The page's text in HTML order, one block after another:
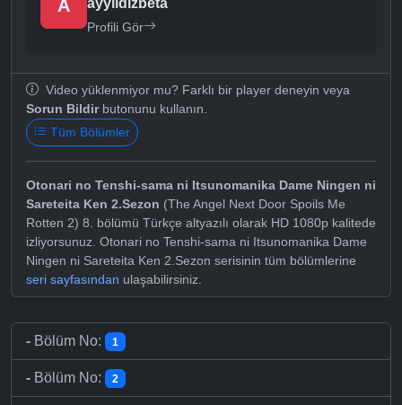
A
Profili Gör
Video yüklenmiyor mu? Farklı bir player deneyin veya
Sorun Bildirbutonunu kullanın.
Tüm Bölümler
Otonari no Tenshi-sama ni Itsunomanika Dame Ningen ni
Sareteita Ken 2.Sezon (The Angel Next Door Spoils Me
Rotten 2) 8. bölümü Türkçe altyazılı olarak HD 1080p kalitede
izliyorsunuz. Otonari no Tenshi-sama ni Itsunomanika Dame
Ningen ni Sareteita Ken 2.Sezon serisinin tüm bölümlerine
seri sayfasından ulaşabilirsiniz.
- Bölüm No: 1
- Bölüm No: 2